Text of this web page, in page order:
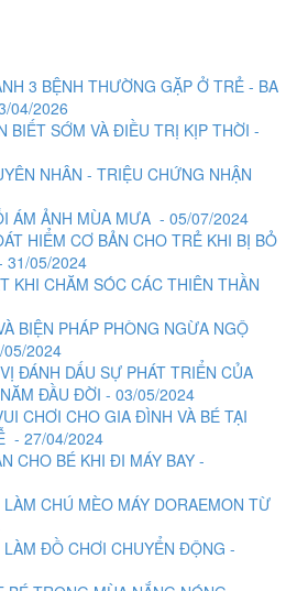
3 BỆNH THƯỜNG GẶP Ở TRẺ - BA
04/2026
BIẾT SỚM VÀ ĐIỀU TRỊ KỊP THỜI -
NHÂN - TRIỆU CHỨNG NHẬN
ÁM ẢNH MÙA MƯA - 05/07/2024
HIỂM CƠ BẢN CHO TRẺ KHI BỊ BỎ
31/05/2024
KHI CHĂM SÓC CÁC THIÊN THẦN
BIỆN PHÁP PHÒNG NGỪA NGỘ
2024
ĐÁNH DẤU SỰ PHÁT TRIỂN CỦA
ĐẦU ĐỜI - 03/05/2024
CHƠI CHO GIA ĐÌNH VÀ BÉ TẠI
- 27/04/2024
CHO BÉ KHI ĐI MÁY BAY -
CHÚ MÈO MÁY DORAEMON TỪ
LÀM ĐỒ CHƠI CHUYỂN ĐỘNG -